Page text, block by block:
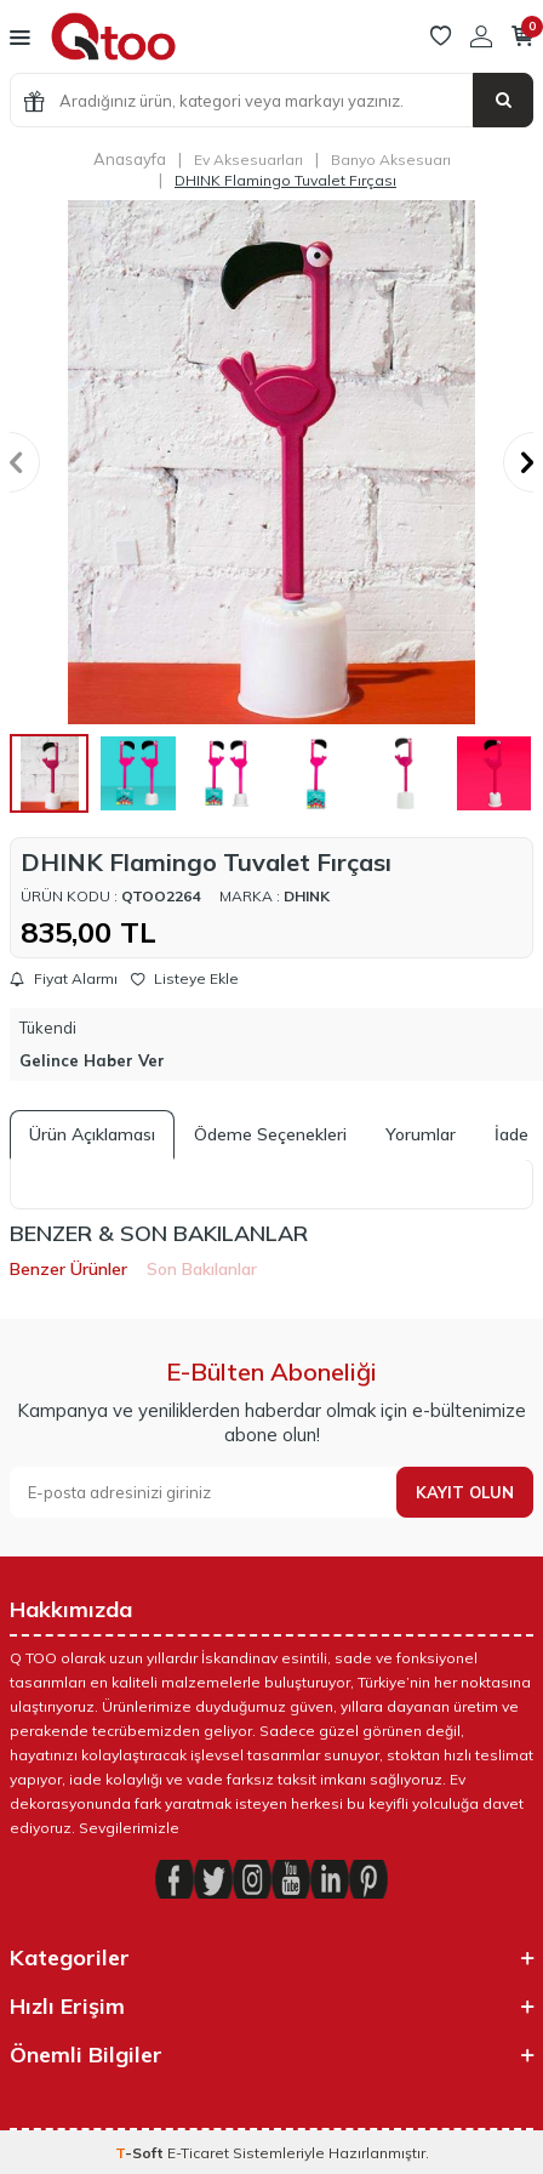
0
Anasayfa | Ev Aksesuarları | Banyo Aksesuarı
| DHINK Flamingo Tuvalet Fırçası
DHINK Flamingo Tuvalet Fırçası
ÜRÜN KODU : QTOO2264 MARKA : DHINK
835,00 TL
Fiyat Alarmı Listeye Ekle
Tükendi
Gelince Haber Ver
Ürün Açıklaması Ödeme Seçenekleri Yorumlar İade
BENZER & SON BAKILANLAR
Benzer Ürünler Son Bakılanlar
E-Bülten Aboneliği
Kampanya ve yeniliklerden haberdar olmak için e-bültenimize
abone olun!
KAYIT OLUN
Hakkımızda
Q TOO olarak uzun yıllardır İskandinav esintili, sade ve fonksiyonel
tasarımları en kaliteli malzemelerle buluşturuyor, Türkiye’nin her noktasına
ulaştırıyoruz. Ürünlerimize duyduğumuz güven, yıllara dayanan üretim ve
perakende tecrübemizden geliyor. Sadece güzel görünen değil,
hayatınızı kolaylaştıracak işlevsel tasarımlar sunuyor, stoktan hızlı teslimat
yapıyor, iade kolaylığı ve vade farksız taksit imkanı sağlıyoruz. Ev
dekorasyonunda fark yaratmak isteyen herkesi bu keyifli yolculuğa davet
ediyoruz. Sevgilerimizle
Kategoriler
Hızlı Erişim
Önemli Bilgiler
T-Soft E-TicaretSistemleriyle Hazırlanmıştır.